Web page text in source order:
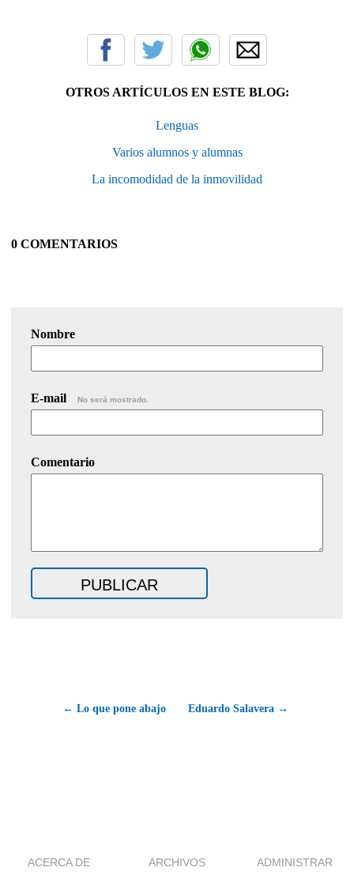
OTROS ARTÍCULOS EN ESTE BLOG:
Lenguas
Varios alumnos y alumnas
La incomodidad de la inmovilidad
0 COMENTARIOS
Nombre
E-mail No será mostrado.
Comentario
← Lo que pone abajo Eduardo Salavera →
ACERCA DE ARCHIVOS ADMINISTRAR